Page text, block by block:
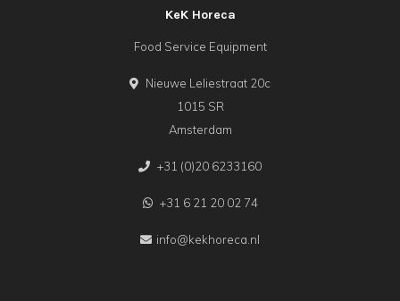
KeK Horeca
Food Service Equipment
Nieuwe Leliestraat 20c
1015 SR
Amsterdam
+31 (0)20 6233160
+31 6 21 20 02 74
info@kekhoreca.nl